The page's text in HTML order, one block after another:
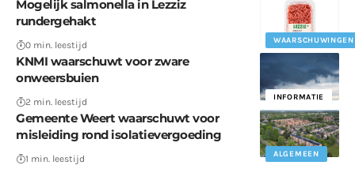
WAARSCHUWINGEN
Mogelijk salmonella in Lezziz
rundergehakt
0 min. leestijd
INFORMATIE
KNMI waarschuwt voor zware
onweersbuien
2 min. leestijd
ALGEMEEN
Gemeente Weert waarschuwt voor
misleiding rond isolatievergoeding
1 min. leestijd